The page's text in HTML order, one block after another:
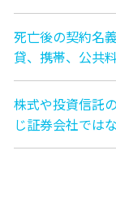
死亡後の契約名
貸、携帯、公共
株式や投資信託
じ証券会社では